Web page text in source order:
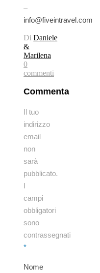
–
info@fiveintravel.com
Di Daniele
&
Marilena
0
commenti
Commenta
Il tuo
indirizzo
email
non
sarà
pubblicato.
I
campi
obbligatori
sono
contrassegnati
*
Nome